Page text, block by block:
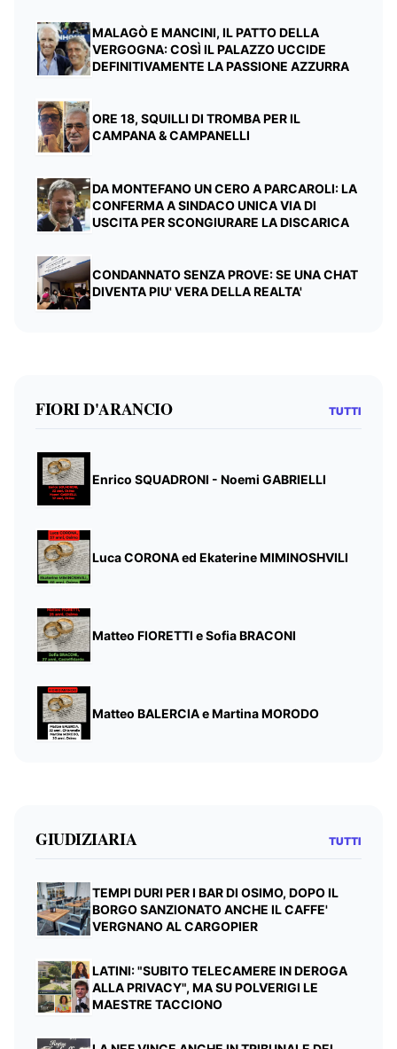
MALAGÒ E MANCINI, IL PATTO DELLA
VERGOGNA: COSÌ IL PALAZZO UCCIDE
DEFINITIVAMENTE LA PASSIONE AZZURRA
ORE 18, SQUILLI DI TROMBA PER IL
CAMPANA & CAMPANELLI
DA MONTEFANO UN CERO A PARCAROLI: LA
CONFERMA A SINDACO UNICA VIA DI
USCITA PER SCONGIURARE LA DISCARICA
CONDANNATO SENZA PROVE: SE UNA CHAT
DIVENTA PIU' VERA DELLA REALTA'
FIORI D'ARANCIO TUTTI
Enrico SQUADRONI - Noemi GABRIELLI
Luca CORONA ed Ekaterine MIMINOSHVILI
Matteo FIORETTI e Sofia BRACONI
Matteo BALERCIA e Martina MORODO
GIUDIZIARIA TUTTI
TEMPI DURI PER I BAR DI OSIMO, DOPO IL
BORGO SANZIONATO ANCHE IL CAFFE'
VERGNANO AL CARGOPIER
LATINI: "SUBITO TELECAMERE IN DEROGA
ALLA PRIVACY", MA SU POLVERIGI LE
MAESTRE TACCIONO